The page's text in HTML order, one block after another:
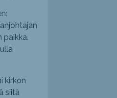
paikka.
kirkon
siitä